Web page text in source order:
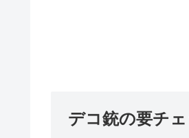
デコ銃の要チ